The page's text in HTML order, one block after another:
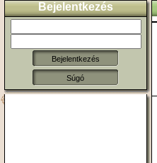
Bejelentkezés
Súgó